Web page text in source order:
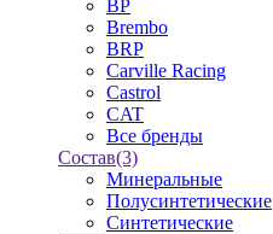
BP
Brembo
BRP
Carville Racing
Castrol
CAT
Все бренды
Состав(3)
Минеральные
Полусинтетические
Синтетические